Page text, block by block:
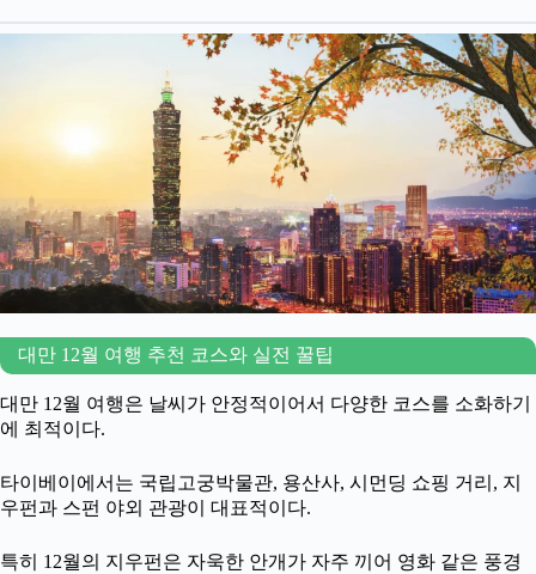
대만 12월 여행 추천 코스와 실전 꿀팁
대만 12월 여행은 날씨가 안정적이어서 다양한 코스를 소화하기
에 최적이다.
타이베이에서는 국립고궁박물관, 용산사, 시먼딩 쇼핑 거리, 지
우펀과 스펀 야외 관광이 대표적이다.
특히 12월의 지우펀은 자욱한 안개가 자주 끼어 영화 같은 풍경